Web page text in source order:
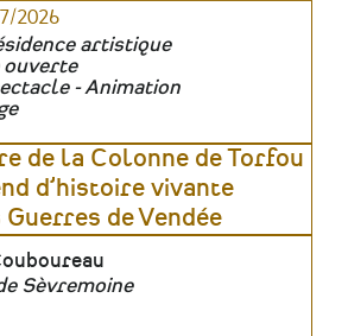
2026
artistique
ouverte
- Animation
de la Colonne de Torfou
d’histoire vivante
de Vendée
Sèvremoine